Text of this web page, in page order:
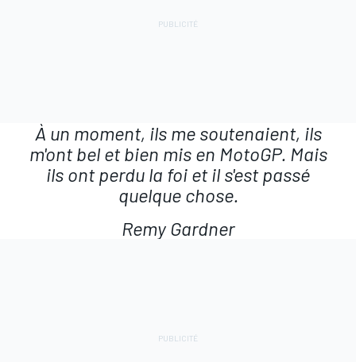
À un moment, ils me soutenaient, ils
m'ont bel et bien mis en MotoGP. Mais
ils ont perdu la foi et il s'est passé
quelque chose.
Remy Gardner